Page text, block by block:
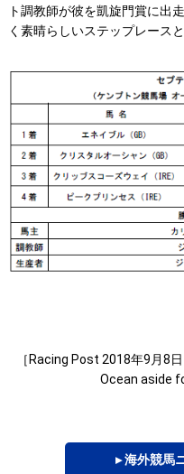
ト調教師が彼を凱旋門賞に出
く素晴らしいステップレース
［Racing Post 2018年9月8
Ocean aside
▸ 海外競馬